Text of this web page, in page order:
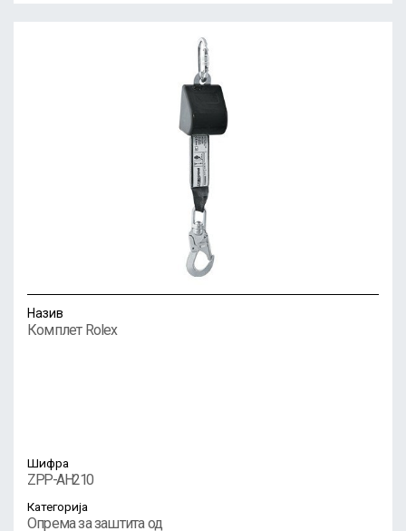
Назив
Комплет Rolex
Шифра
ZPP-AH210
Категорија
Опрема за заштита од